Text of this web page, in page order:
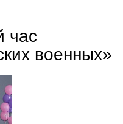
час
военных»